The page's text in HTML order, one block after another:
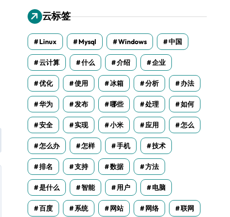
云标签
Linux Mysql Windows 中国
云计算 什么 介绍 企业
优化 使用 冰箱 分析 办法
华为 发布 哪些 处理 如何
安全 实现 小米 应用 怎么
怎么办 怎样 手机 技术
排名 支持 数据 方法
是什么 智能 用户 电脑
百度 系统 网站 网络 联网